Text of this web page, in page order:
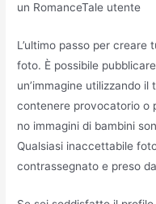
un RomanceTale utente
L’ultimo passo per
foto. È possibile
un’immagine utilizzando
contenere provocatorio o
no immagini di bambini
Qualsiasi inaccettabile
contrassegnato e preso